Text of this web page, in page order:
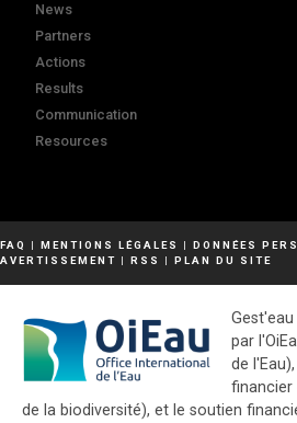
News
Partners
Actions
Results
Communication
Resources
FAQ | MENTIONS LÉGALES | DONNÉES
AVERTISSEMENT | RSS | PLAN DU SITE
par
de
financier
de la biodiversité), et le soutien